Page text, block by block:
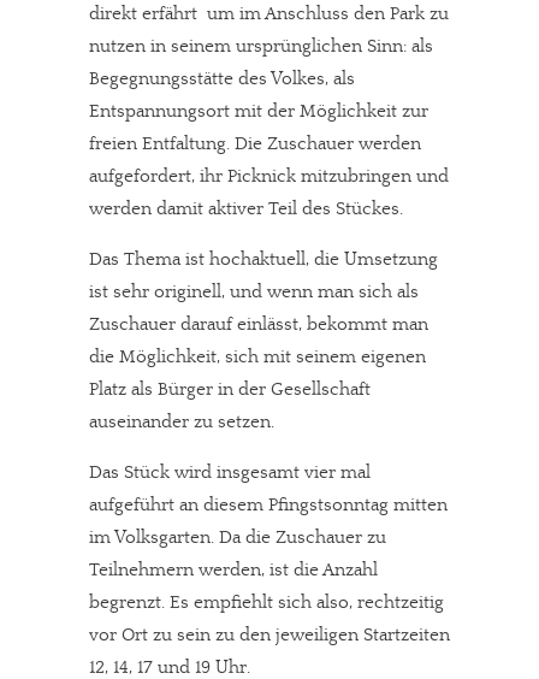
direkt erfährt  um im Anschluss den Park zu
nutzen in seinem ursprünglichen Sinn: als
Begegnungsstätte des Volkes, als
Entspannungsort mit der Möglichkeit zur
freien Entfaltung. Die Zuschauer werden
aufgefordert, ihr Picknick mitzubringen und
werden damit aktiver Teil des Stückes.
Das Thema ist hochaktuell, die Umsetzung
ist sehr originell, und wenn man sich als
Zuschauer darauf einlässt, bekommt man
die Möglichkeit, sich mit seinem eigenen
Platz als Bürger in der Gesellschaft
auseinander zu setzen.
Das Stück wird insgesamt vier mal
aufgeführt an diesem Pfingstsonntag mitten
im Volksgarten. Da die Zuschauer zu
Teilnehmern werden, ist die Anzahl
begrenzt. Es empfiehlt sich also, rechtzeitig
vor Ort zu sein zu den jeweiligen Startzeiten
12, 14, 17 und 19 Uhr.